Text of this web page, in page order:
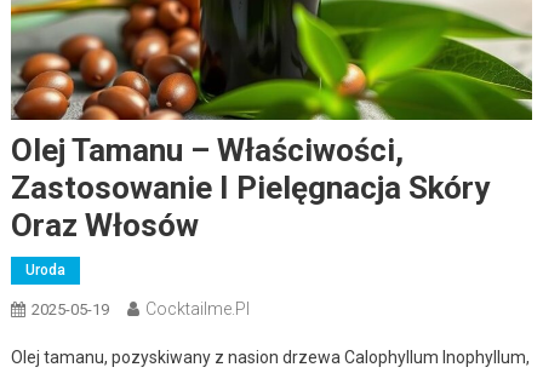
Olej Tamanu – Właściwości,
Zastosowanie I Pielęgnacja Skóry
Oraz Włosów
Uroda
2025-05-19 Cocktailme.pl
Olej tamanu, pozyskiwany z nasion drzewa Calophyllum Inophyllum,